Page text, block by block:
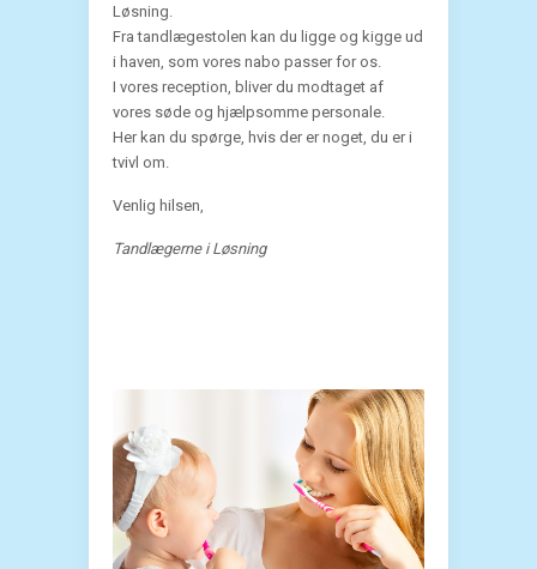
Løsning.
Fra tandlægestolen kan du ligge og kigge ud
i haven, som vores nabo passer for os.
I vores reception, bliver du modtaget af
vores søde og hjælpsomme personale.
Her kan du spørge, hvis der er noget, du er i
tvivl om.
Venlig hilsen,
Tandlægerne i Løsning